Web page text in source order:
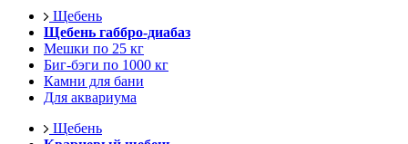
Щебень
Щебень габбро-диабаз
Мешки по 25 кг
Биг-бэги по 1000 кг
Камни для бани
Для аквариума
Щебень